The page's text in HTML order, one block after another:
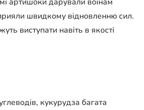
швидкому відновленню сил.
виступати навіть в якості
кукурудза багата